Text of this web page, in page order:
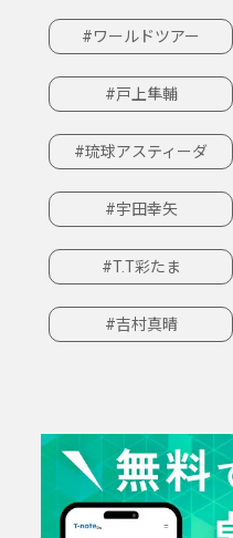
#ワールドツアー
#戸上隼輔
#琉球アスティーダ
#宇田幸矢
#T.T彩たま
#吉村真晴